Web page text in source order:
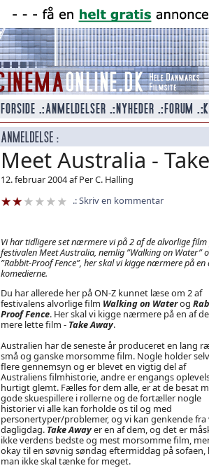
Meet Australia -
12. februar 2004 af Per C. Halling
Skriv en kommentar
Vi har tidligere set nærmere vi på 2 af de alvorlige film
festivalen Meet Australia, nemlig ”Walking on Water”
”Rabbit-Proof Fence”, her skal vi kigge nærmere på en
komedierne.
Du har allerede her på ON-Z kunnet læse om 2 af
festivalens alvorlige film Walking on Waterog
Proof Fence. Her skal vi kigge nærmere på en af de
mere lette film - Take Away.
Australien har de seneste år produceret en lang
små og ganske morsomme film. Nogle holder
flere gennemsyn og er blevet en vigtig del af
Australiens filmhistorie, andre er engangs
hurtigt glemt. Fælles for dem alle, er at de besat
gode skuespillere i rollerne og de fortæller nogle
historier vi alle kan forholde os til og med
personertyper/problemer, og vi kan genkende fra
dagligdag. Take Awayer en af dem, og det er
ikke verdens bedste og mest morsomme film,
okay til en søvnig søndag eftermiddag på sofaen,
man ikke skal tænke for meget.